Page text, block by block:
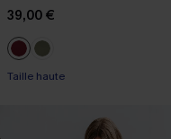
39,00 €
Taille haute